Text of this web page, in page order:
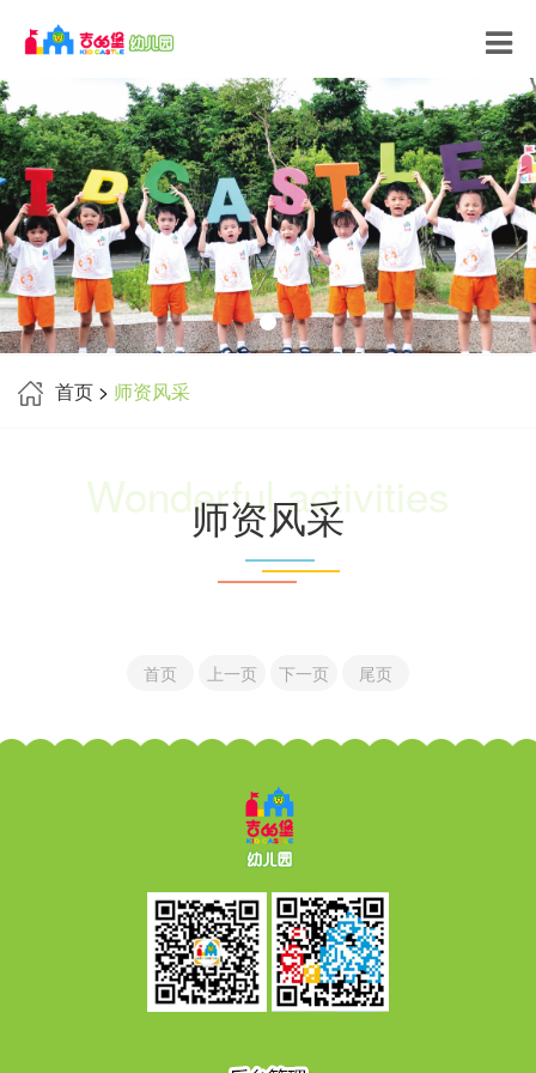
首页 > 师资风采
Wonderful activities
师资风采
首页 上一页 下一页 尾页